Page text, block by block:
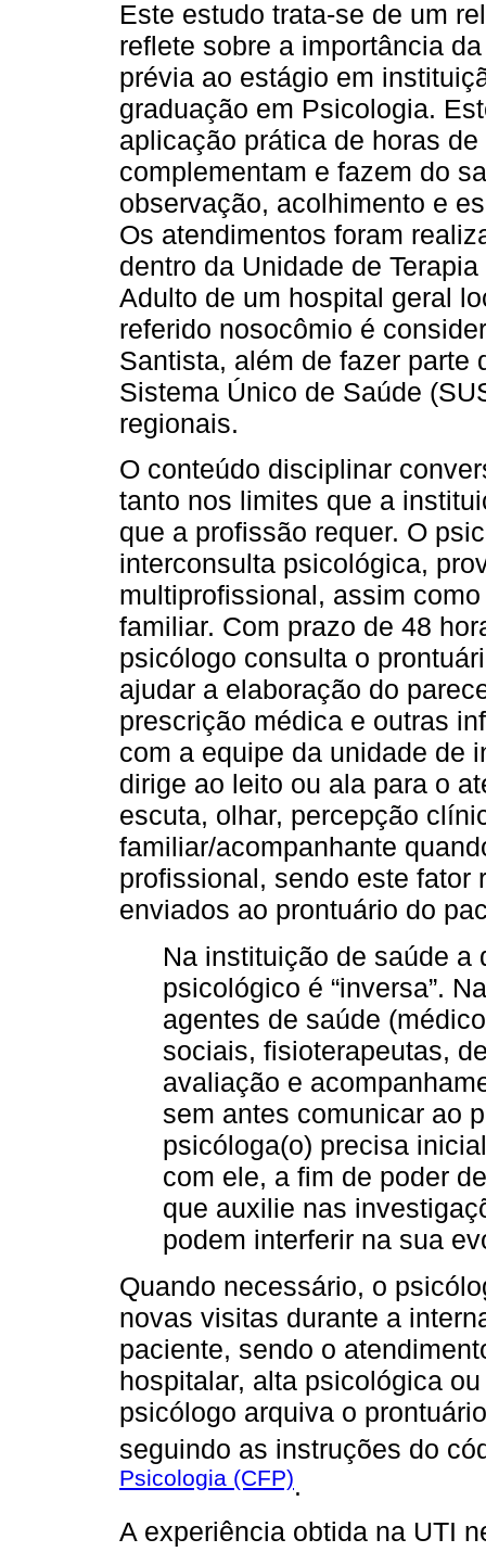
Este estudo trata-se de um
reflete sobre a importância
prévia ao estágio em
graduação em Psicologia.
aplicação prática de horas
complementam e fazem do
observação, acolhimento e
Os atendimentos foram
dentro da Unidade de
Adulto de um hospital geral
referido nosocômio é
Santista, além de fazer parte
Sistema Único de Saúde
regionais.
O conteúdo disciplinar
tanto nos limites que a
que a profissão requer. O
interconsulta psicológica,
multiprofissional, assim
familiar. Com prazo de 48
psicólogo consulta o
ajudar a elaboração do
prescrição médica e outras
com a equipe da unidade de
dirige ao leito ou ala para o
escuta, olhar, percepção
familiar/acompanhante
profissional, sendo este fator
enviados ao prontuário do
Na instituição de saúde a
psicológico é “inversa”.
agentes de saúde
sociais, fisioterapeutas,
avaliação e
sem antes comunicar ao
psicóloga(o) precisa
com ele, a fim de poder
que auxilie nas
podem interferir na sua
Quando necessário, o
novas visitas durante a
paciente, sendo o
hospitalar, alta psicológica
psicólogo arquiva o
seguindo as instruções do
Psicologia (CFP).
A experiência obtida na UTI